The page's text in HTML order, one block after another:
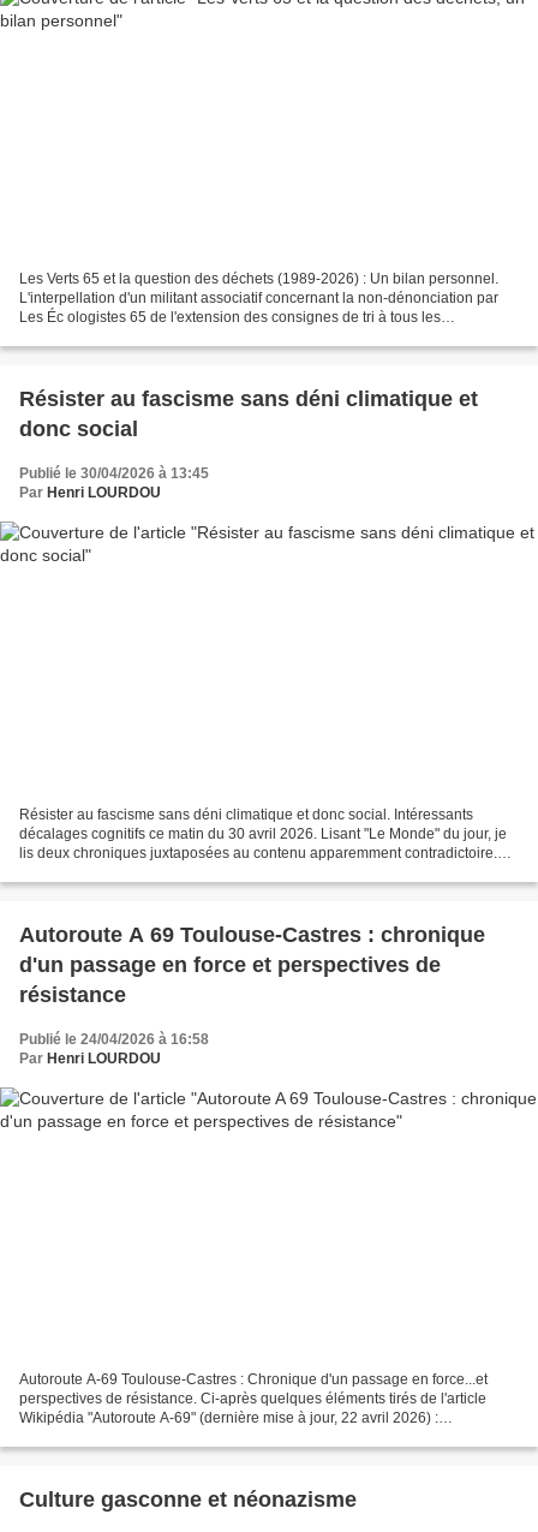
Les Verts 65 et la question des déchets (1989-2026) : Un bilan personnel.
L'interpellation d'un militant associatif concernant la non-dénonciation par
Les Éc ologistes 65 de l'extension des consignes de tri à tous les
Résister au fascisme sans déni climatique et
donc social
Publié le 30/04/2026 à 13:45
Par Henri LOURDOU
Résister au fascisme sans déni climatique et donc social. Intéressants
décalages cognitifs ce matin du 30 avril 2026. Lisant "Le Monde" du jour, je
lis deux chroniques juxtaposées au contenu apparemment contradictoire.
Autoroute A 69 Toulouse-Castres : chronique
d'un passage en force et perspectives de
résistance
Publié le 24/04/2026 à 16:58
Par Henri LOURDOU
Autoroute A-69 Toulouse-Castres : Chronique d'un passage en force...et
perspectives de résistance. Ci-après quelques éléments tirés de l'article
Wikipédia "Autoroute A-69" (dernière mise à jour, 22 avril 2026) :
Culture gasconne et néonazisme